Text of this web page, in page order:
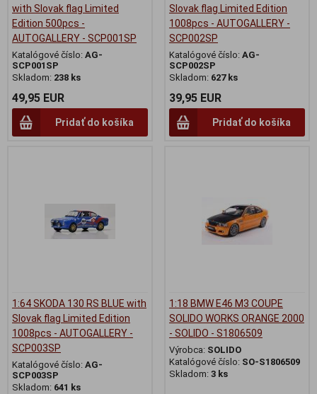
with Slovak flag Limited
Edition 500pcs -
AUTOGALLERY - SCP001SP
Katalógové číslo: AG-
SCP001SP
Skladom: 238 ks
49,95 EUR
Pridať do košíka
Slovak flag Limited Edition
1008pcs - AUTOGALLERY -
SCP002SP
Katalógové číslo: AG-
SCP002SP
Skladom: 627 ks
39,95 EUR
Pridať do košíka
1:64 SKODA 130 RS BLUE with
Slovak flag Limited Edition
1008pcs - AUTOGALLERY -
SCP003SP
Katalógové číslo: AG-
SCP003SP
Skladom: 641 ks
1:18 BMW E46 M3 COUPE
SOLIDO WORKS ORANGE 2000
- SOLIDO - S1806509
Výrobca: SOLIDO
Katalógové číslo: SO-S1806509
Skladom: 3 ks